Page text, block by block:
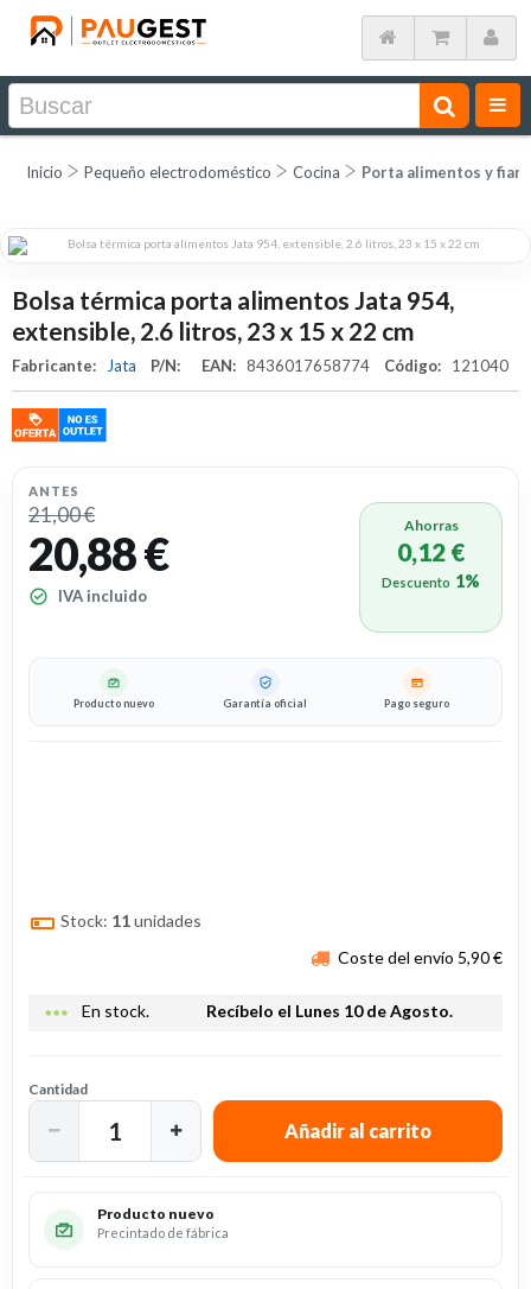
Inicio Pequeño electrodoméstico Cocina Porta alimentos y
Bolsa térmica porta alimentos Jata 954,
extensible, 2.6 litros, 23 x 15 x 22 cm
Fabricante: Jata P/N: EAN: 8436017658774 Código: 121040
ANTES
21,00 €
20,88 €
IVA incluido
Ahorras
0,12 €
Descuento 1%
Producto nuevo Garantía oficial Pago seguro
Stock: 11unidades
Coste del envío 5,90 €
more_horiz En stock. Recíbelo el Lunes 10 de Agosto.
Cantidad
Producto nuevo
Precintado de fábrica